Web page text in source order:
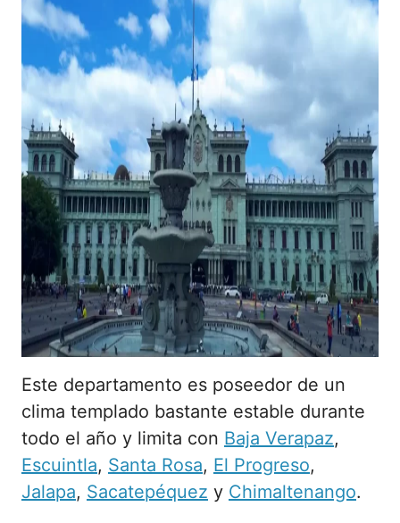
Este departamento es poseedor de un
clima templado bastante estable durante
todo el año y limita con Baja Verapaz,
Escuintla, Santa Rosa, El Progreso,
Jalapa, Sacatepéquez y Chimaltenango.